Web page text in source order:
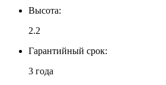
Высота:
2.2
Гарантийный срок:
3 года